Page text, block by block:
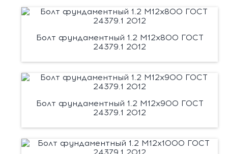
Болт фундаментный 1.2 М12х800 ГОСТ
24379.1 2012
Болт фундаментный 1.2 М12х900 ГОСТ
24379.1 2012